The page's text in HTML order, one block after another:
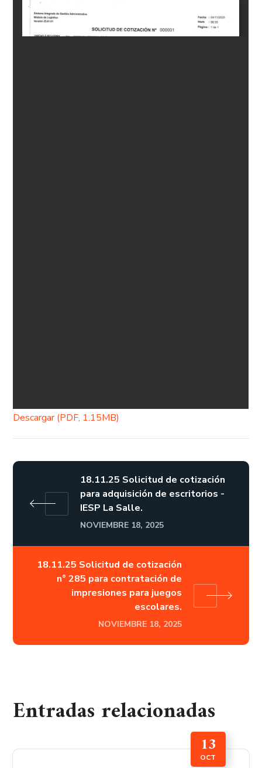
Descargar (PDF, 1.15MB)
18.11.25 Solicitud de cotización
para adquisición de escritorios -
IESP La Salle.
NOVIEMBRE 18, 2025
18.11.25 Solicitud de cotización
n° 285 para contratación de
impresiones para juegos
escolares.
NOVIEMBRE 18, 2025
Entradas relacionadas
13
OCT